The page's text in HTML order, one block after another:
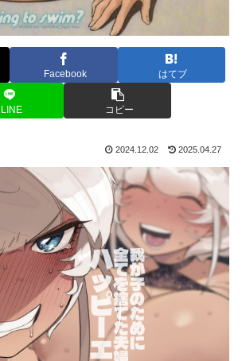
Facebook はてブ
LINE コピー
2024.12.02 2025.04.27